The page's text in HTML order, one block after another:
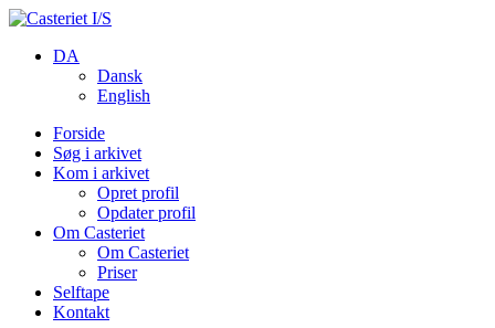
DA
Dansk
English
Forside
Søg i arkivet
Kom i arkivet
Opret profil
Opdater profil
Om Casteriet
Om Casteriet
Priser
Selftape
Kontakt